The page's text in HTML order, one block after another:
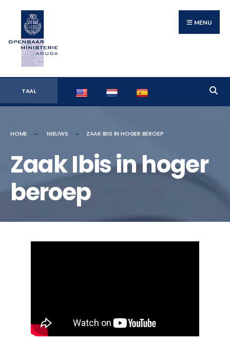
Skip
content
MENU
TAAL
HOME NIEUWS ZAAK IBIS IN HOGER BEROEP
Zaak Ibis in hoger
beroep
for: